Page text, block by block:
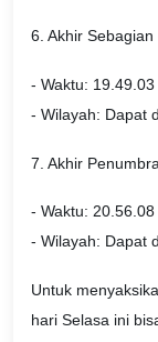
6. Akhir Sebagian
- Waktu:
- Wilayah: Dapat
7. Akhir
- Waktu:
- Wilayah: Dapat
Untuk
hari Selasa ini